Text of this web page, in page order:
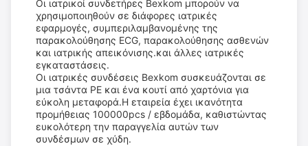
Οι ιατρικοί συνδετήρες Bexkom μπορούν να
χρησιμοποιηθούν σε διάφορες ιατρικές
εφαρμογές, συμπεριλαμβανομένης της
παρακολούθησης ECG, παρακολούθησης ασθενών
και ιατρικής απεικόνισης.και άλλες ιατρικές
εγκαταστάσεις.
Οι ιατρικές συνδέσεις Bexkom συσκευάζονται σε
μια τσάντα PE και ένα κουτί από χαρτόνια για
εύκολη μεταφορά.Η εταιρεία έχει ικανότητα
προμήθειας 100000pcs / εβδομάδα, καθιστώντας
ευκολότερη την παραγγελία αυτών των
συνδέσμων σε χύδη.